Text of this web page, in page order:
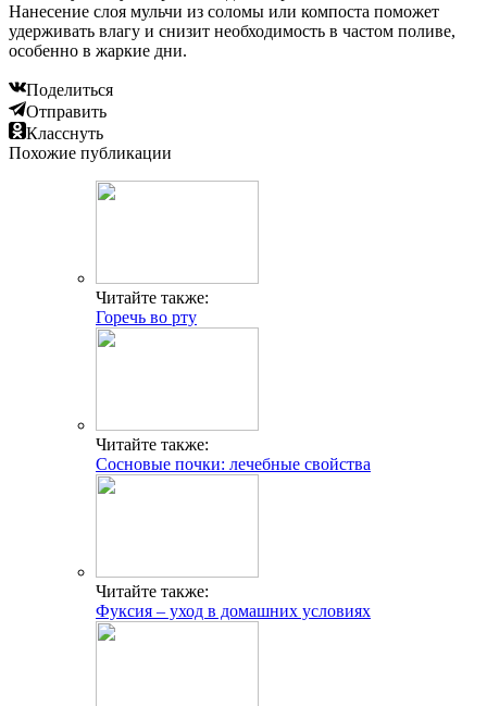
Читайте также:
Сосновые почки: лечебные свойства
Добавить комментарий
Популярные статьи